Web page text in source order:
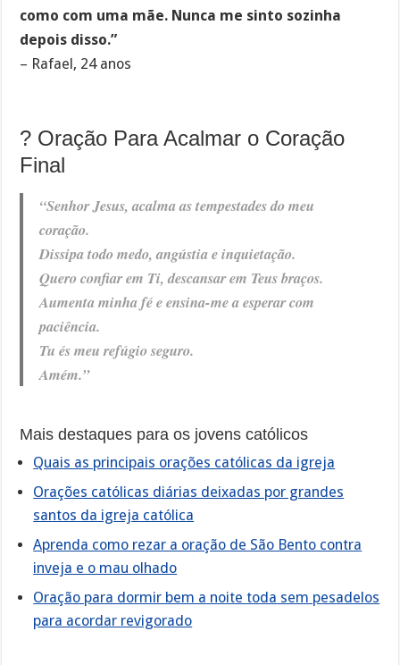
como com uma mãe. Nunca me sinto sozinha
depois disso.”
– Rafael, 24 anos
? Oração Para Acalmar o Coração
Final
“Senhor Jesus, acalma as tempestades do meu
coração.
Dissipa todo medo, angústia e inquietação.
Quero confiar em Ti, descansar em Teus braços.
Aumenta minha fé e ensina-me a esperar com
paciência.
Tu és meu refúgio seguro.
Amém.”
Mais destaques para os jovens católicos
Quais as principais orações católicas da igreja
Orações católicas diárias deixadas por grandes
santos da igreja católica
Aprenda como rezar a oração de São Bento contra
inveja e o mau olhado
Oração para dormir bem a noite toda sem pesadelos
para acordar revigorado